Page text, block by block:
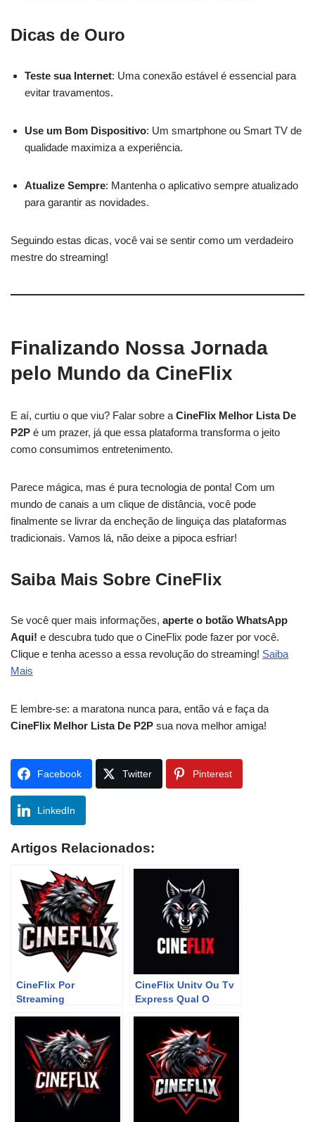
Dicas de Ouro
Teste sua Internet: Uma conexão estável é essencial para
evitar travamentos.
Use um Bom Dispositivo: Um smartphone ou Smart TV de
qualidade maximiza a experiência.
Atualize Sempre: Mantenha o aplicativo sempre atualizado
para garantir as novidades.
Seguindo estas dicas, você vai se sentir como um verdadeiro
mestre do streaming!
Finalizando Nossa Jornada
pelo Mundo da CineFlix
E aí, curtiu o que viu? Falar sobre a CineFlix Melhor Lista De
P2P é um prazer, já que essa plataforma transforma o jeito
como consumimos entretenimento.
Parece mágica, mas é pura tecnologia de ponta! Com um
mundo de canais a um clique de distância, você pode
finalmente se livrar da encheção de linguiça das plataformas
tradicionais. Vamos lá, não deixe a pipoca esfriar!
Saiba Mais Sobre CineFlix
Se você quer mais informações, aperte o botão WhatsApp
Aqui! e descubra tudo que o CineFlix pode fazer por você.
Clique e tenha acesso a essa revolução do streaming! Saiba
Mais
E lembre-se: a maratona nunca para, então vá e faça da
CineFlix Melhor Lista De P2P sua nova melhor amiga!
Facebook Twitter Pinterest
LinkedIn
Artigos Relacionados:
CineFlix Por
Streaming
CineFlix Unitv Ou Tv
Express Qual O